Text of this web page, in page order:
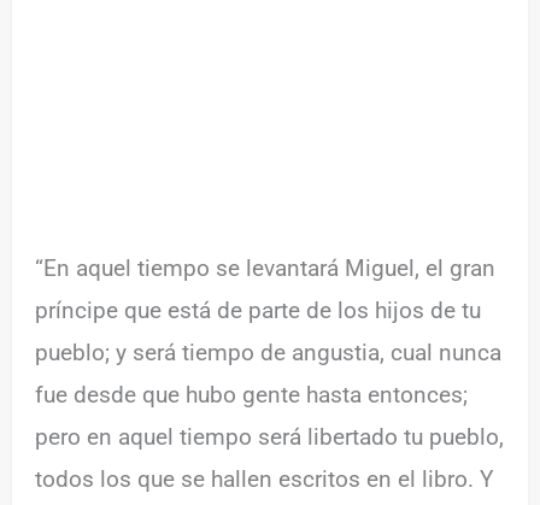
“En aquel tiempo se levantará Miguel, el gran
príncipe que está de parte de los hijos de tu
pueblo; y será tiempo de angustia, cual nunca
fue desde que hubo gente hasta entonces;
pero en aquel tiempo será libertado tu pueblo,
todos los que se hallen escritos en el libro. Y